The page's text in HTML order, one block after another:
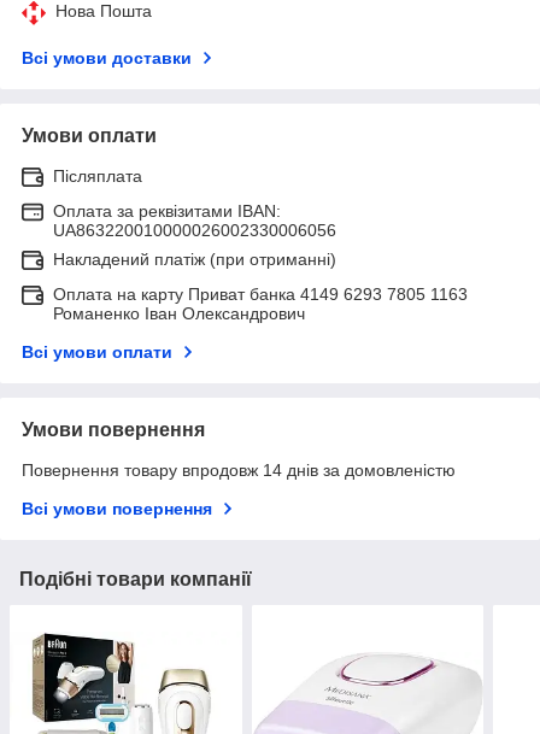
Нова Пошта
Всі умови доставки
Умови оплати
Післяплата
Оплата за реквізитами IBAN:
UA863220010000026002330006056
Накладений платіж (при отриманні)
Оплата на карту Приват банка 4149 6293 7805 1163
Романенко Іван Олександрович
Всі умови оплати
Умови повернення
Повернення товару впродовж 14 днів за домовленістю
Всі умови повернення
Подібні товари компанії